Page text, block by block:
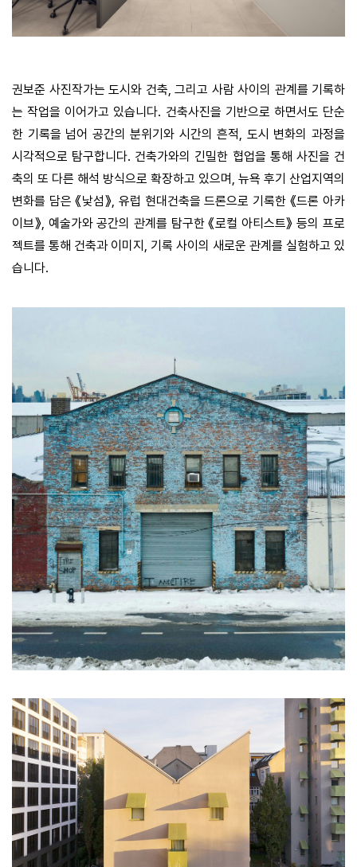
권보준 사진작가는 도시와 건축, 그리고 사람 사이의 관계를 기록하
는 작업을 이어가고 있습니다. 건축사진을 기반으로 하면서도 단순
한 기록을 넘어 공간의 분위기와 시간의 흔적, 도시 변화의 과정을
시각적으로 탐구합니다. 건축가와의 긴밀한 협업을 통해 사진을 건
축의 또 다른 해석 방식으로 확장하고 있으며 , 뉴욕 후기 산업지역의
변화를 담은 《낯섬》,유럽 현대건축을 드론으로 기록한 《드론 아카
이브》, 예술가와 공간의 관계를 탐구한 《로컬 아티스트》 등의 프로
젝트를 통해 건축과 이미지, 기록 사이의 새로운 관계를 실험하고 있
습니다.